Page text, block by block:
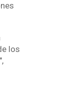
los